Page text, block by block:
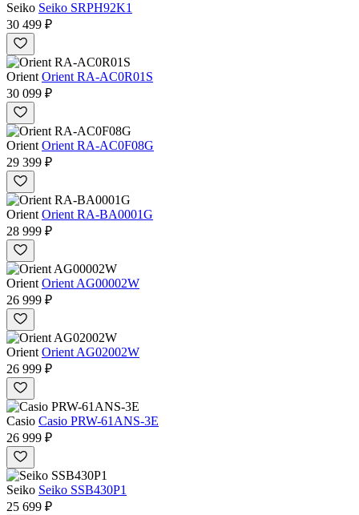
Seiko Seiko SRPH92K1
30 499 ₽
Orient Orient RA-AC0R01S
30 099 ₽
Orient Orient RA-AC0F08G
29 399 ₽
Orient Orient RA-BA0001G
28 999 ₽
Orient Orient AG00002W
26 999 ₽
Orient Orient AG02002W
26 999 ₽
Casio Casio PRW-61ANS-3E
26 999 ₽
Seiko Seiko SSB430P1
25 699 ₽